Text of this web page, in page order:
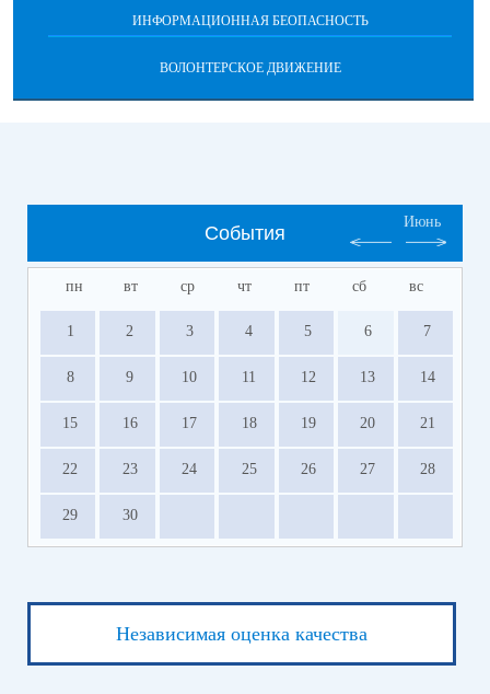
ИНФОРМАЦИОННАЯ БЕОПАСНОСТЬ
ВОЛОНТЕРСКОЕ ДВИЖЕНИЕ
События
Июнь
пн вт ср чт пт сб вс
1 2 3 4 5 6 7
8 9 10 11 12 13 14
15 16 17 18 19 20 21
22 23 24 25 26 27 28
29 30
Независимая оценка качества